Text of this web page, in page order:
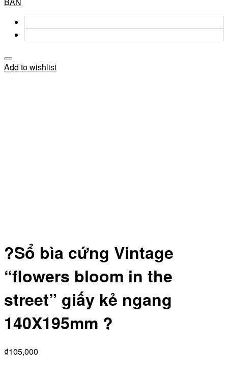
Add to wishlist
?Sổ bìa cứng Vintage
“flowers bloom in the
street” giấy kẻ ngang
140X195mm ?
₫105,000